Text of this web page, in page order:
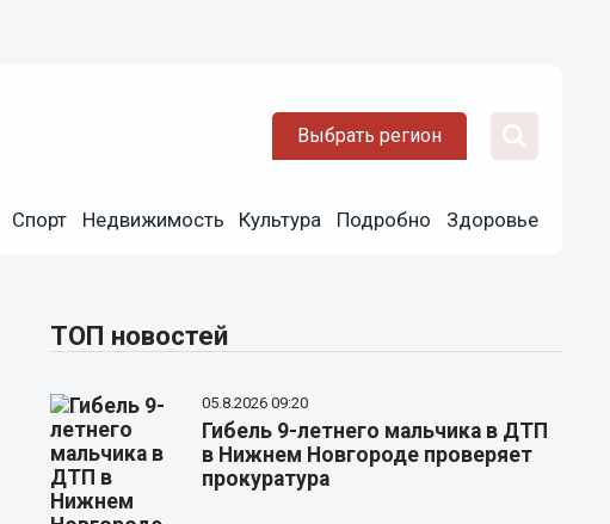
Выбрать регион
Спорт Недвижимость Культура Подробно Здоровье
ТОП новостей
05.8.2026 09:20
Гибель 9-летнего мальчика в ДТП
в Нижнем Новгороде проверяет
прокуратура